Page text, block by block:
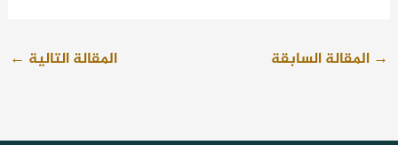
→ المقالة السابقة المقالة التالية ←